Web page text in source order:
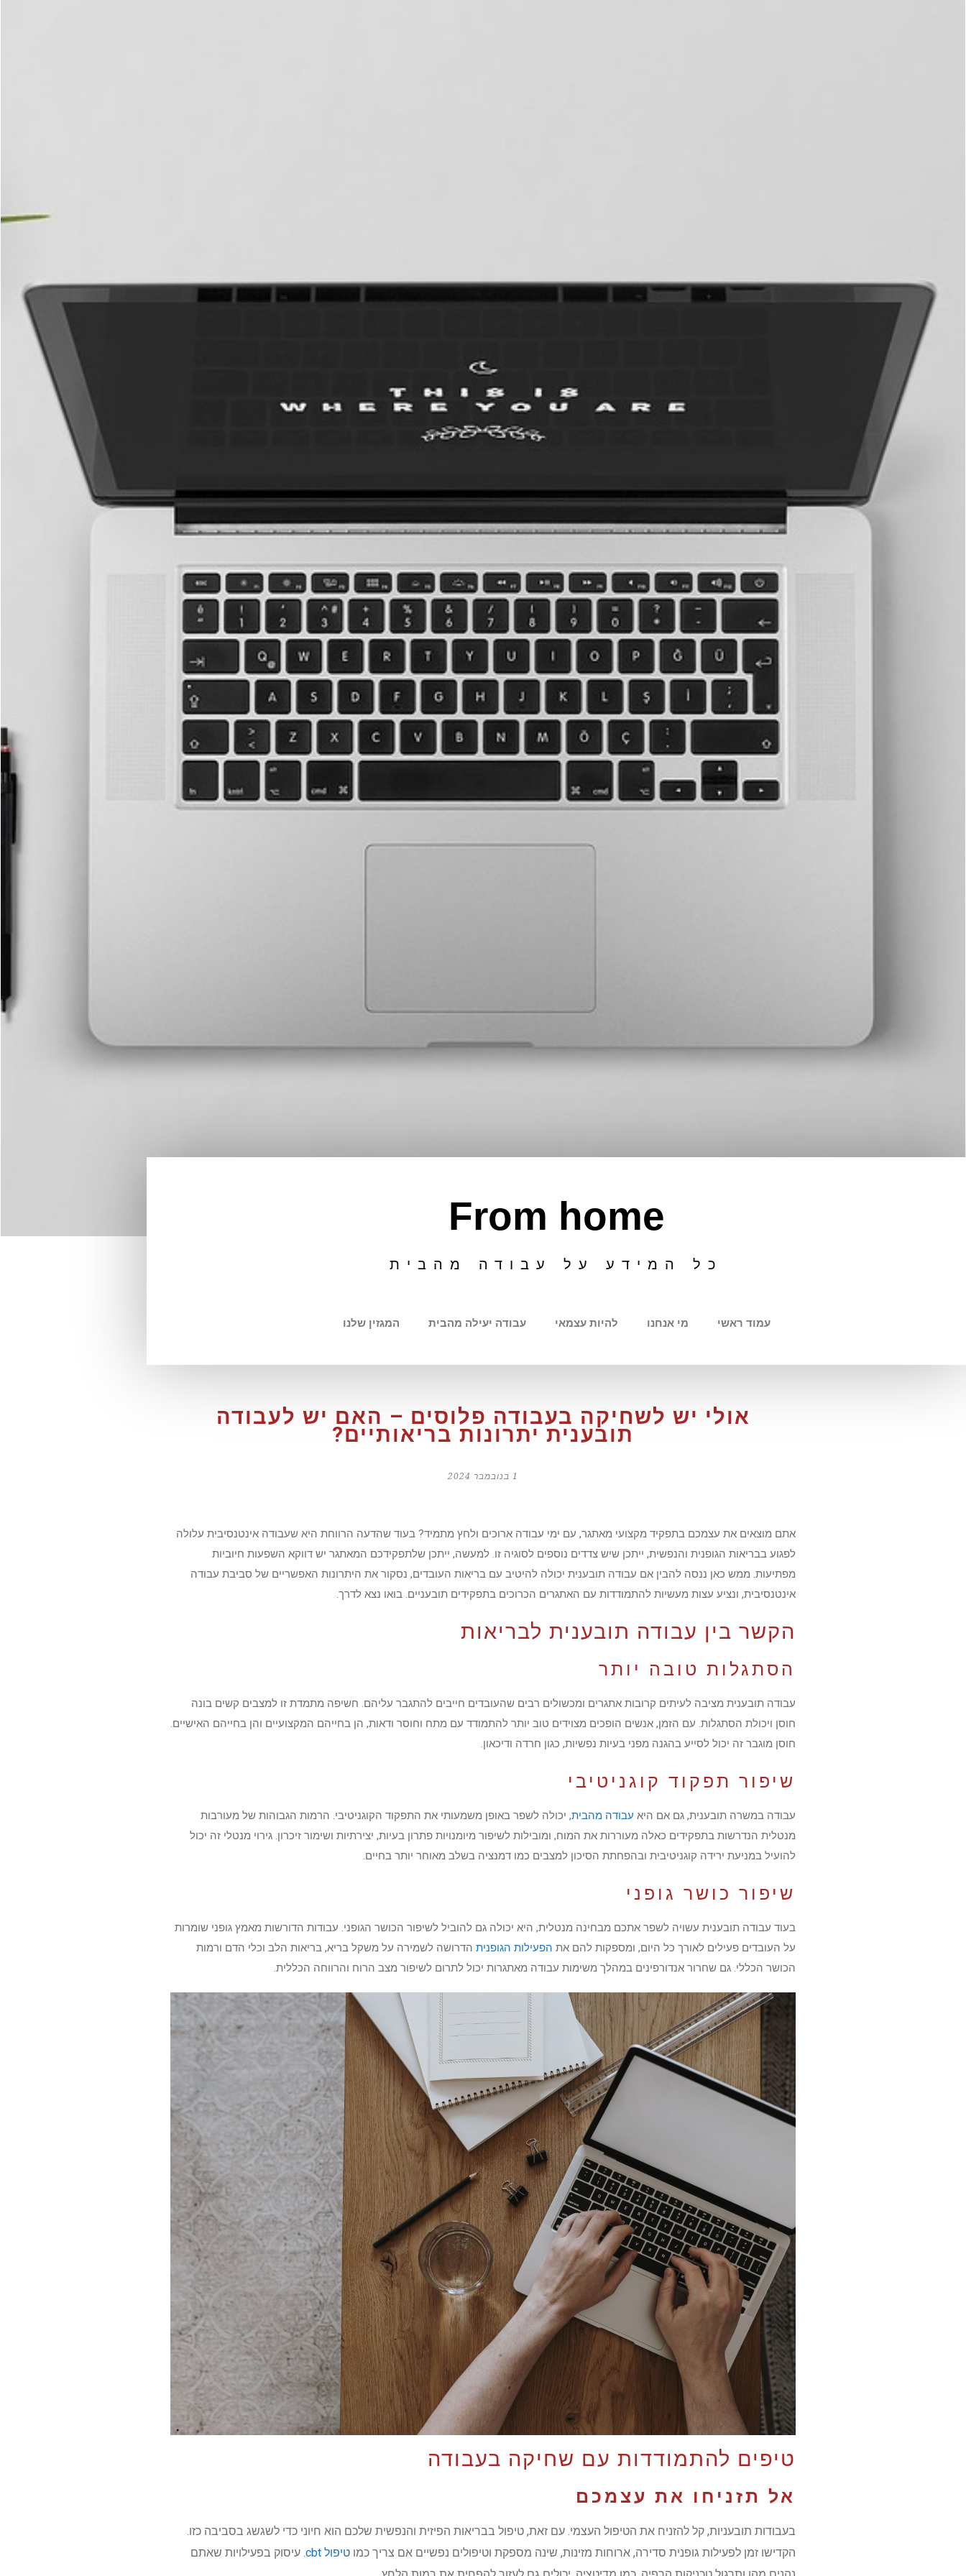
From home
כל המידע על עבודה מהבית
עמוד ראשי מי אנחנו להיות עצמאי עבודה יעילה מהבית המגזין שלנו
אולי יש לשחיקה בעבודה פלוסים – האם יש לעבודה
תובענית יתרונות בריאותיים?
1 בנובמבר 2024
אתם מוצאים את עצמכם בתפקיד מקצועי מאתגר, עם ימי עבודה ארוכים ולחץ מתמיד? בעוד שהדעה הרווחת היא שעבודה אינטנסיבית עלולה
לפגוע בבריאות הגופנית והנפשית, ייתכן שיש צדדים נוספים לסוגיה זו. למעשה, ייתכן שלתפקידכם המאתגר יש דווקא השפעות חיוביות
מפתיעות. ממש כאן ננסה להבין אם עבודה תובענית יכולה להיטיב עם בריאות העובדים, נסקור את היתרונות האפשריים של סביבת עבודה
אינטנסיבית, ונציע עצות מעשיות להתמודדות עם האתגרים הכרוכים בתפקידים תובעניים. בואו נצא לדרך.
הקשר בין עבודה תובענית לבריאות
הסתגלות טובה יותר
עבודה תובענית מציבה לעיתים קרובות אתגרים ומכשולים רבים שהעובדים חייבים להתגבר עליהם. חשיפה מתמדת זו למצבים קשים בונה
חוסן ויכולת הסתגלות. עם הזמן, אנשים הופכים מצוידים טוב יותר להתמודד עם מתח וחוסר ודאות, הן בחייהם המקצועיים והן בחייהם האישיים.
חוסן מוגבר זה יכול לסייע בהגנה מפני בעיות נפשיות, כגון חרדה ודיכאון.
שיפור תפקוד קוגניטיבי
עבודה במשרה תובענית, גם אם היא עבודה מהבית, יכולה לשפר באופן משמעותי את התפקוד הקוגניטיבי. הרמות הגבוהות של מעורבות
מנטלית הנדרשות בתפקידים כאלה מעוררות את המוח, ומובילות לשיפור מיומנויות פתרון בעיות, יצירתיות ושימור זיכרון. גירוי מנטלי זה יכול
להועיל במניעת ירידה קוגניטיבית ובהפחתת הסיכון למצבים כמו דמנציה בשלב מאוחר יותר בחיים.
שיפור כושר גופני
בעוד עבודה תובענית עשויה לשפר אתכם מבחינה מנטלית, היא יכולה גם להוביל לשיפור הכושר הגופני. עבודות הדורשות מאמץ גופני שומרות
על העובדים פעילים לאורך כל היום, ומספקות להם את הפעילות הגופנית הדרושה לשמירה על משקל בריא, בריאות הלב וכלי הדם ורמות
הכושר הכללי. גם שחרור אנדורפינים במהלך משימות עבודה מאתגרות יכול לתרום לשיפור מצב הרוח והרווחה הכללית.
טיפים להתמודדות עם שחיקה בעבודה
אל תזניחו את עצמכם
בעבודות תובעניות, קל להזניח את הטיפול העצמי. עם זאת, טיפול בבריאות הפיזית והנפשית שלכם הוא חיוני כדי לשגשג בסביבה כזו.
הקדישו זמן לפעילות גופנית סדירה, ארוחות מזינות, שינה מספקת וטיפולים נפשיים אם צריך כמו טיפול cbt
. עיסוק בפעילויות שאתם